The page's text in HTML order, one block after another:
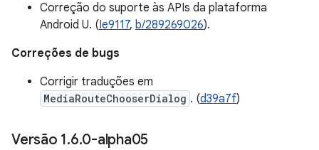
Correção do suporte às APIs da plataforma
Android U. (Ie9117, b/289269026).
Correções de bugs
Corrigir traduções em
MediaRouteChooserDialog . (d39a7f)
Versão 1.6.0-alpha05